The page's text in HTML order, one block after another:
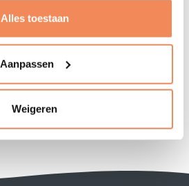
Alles toestaan
Aanpassen
Weigeren